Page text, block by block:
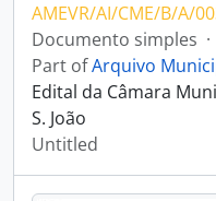
AMEVR/AI/CME/B/A/
Documento simples ·
Part ofArquivo
Edital da Câmara
S. João
Untitled